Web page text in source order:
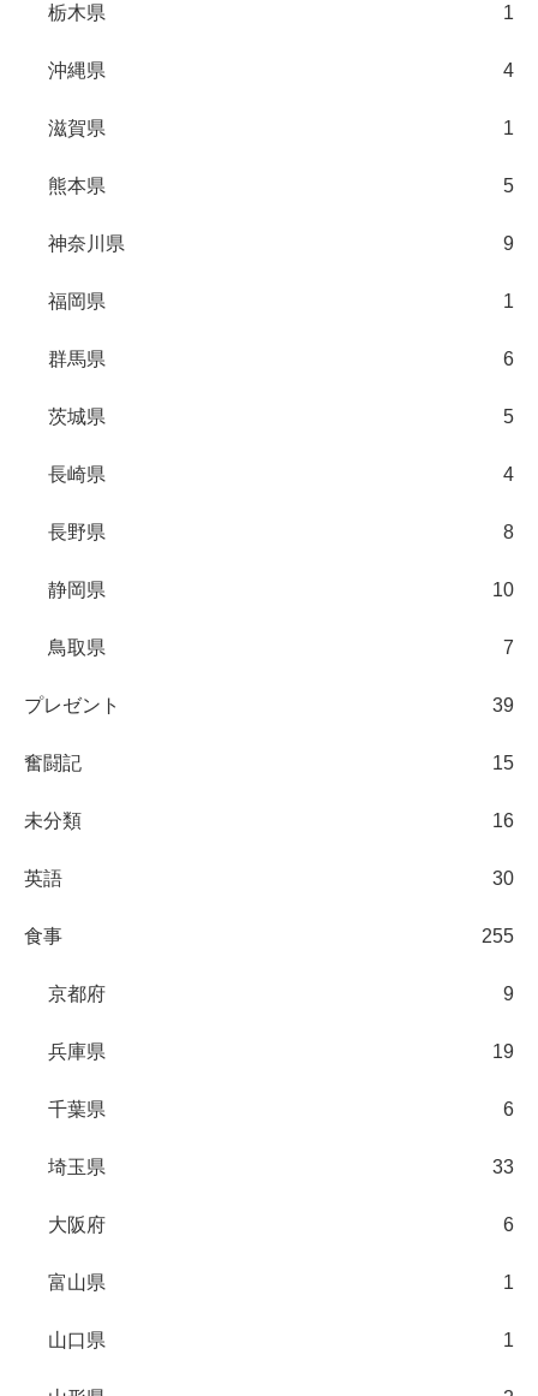
栃木県 1
沖縄県 4
滋賀県 1
熊本県 5
神奈川県 9
福岡県 1
群馬県 6
茨城県 5
長崎県 4
長野県 8
静岡県 10
鳥取県 7
プレゼント 39
奮闘記 15
未分類 16
英語 30
食事 255
京都府 9
兵庫県 19
千葉県 6
埼玉県 33
大阪府 6
富山県 1
山口県 1